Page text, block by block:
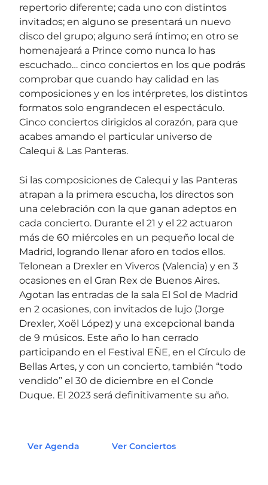
repertorio diferente; cada uno con distintos
invitados; en alguno se presentará un nuevo
disco del grupo; alguno será íntimo; en otro se
homenajeará a Prince como nunca lo has
escuchado… cinco conciertos en los que podrás
comprobar que cuando hay calidad en las
composiciones y en los intérpretes, los distintos
formatos solo engrandecen el espectáculo.
Cinco conciertos dirigidos al corazón, para que
acabes amando el particular universo de
Calequi & Las Panteras.
Si las composiciones de Calequi y las Panteras
atrapan a la primera escucha, los directos son
una celebración con la que ganan adeptos en
cada concierto. Durante el 21 y el 22 actuaron
más de 60 miércoles en un pequeño local de
Madrid, logrando llenar aforo en todos ellos.
Telonean a Drexler en Viveros (Valencia) y en 3
ocasiones en el Gran Rex de Buenos Aires.
Agotan las entradas de la sala El Sol de Madrid
en 2 ocasiones, con invitados de lujo (Jorge
Drexler, Xoël López) y una excepcional banda
de 9 músicos. Este año lo han cerrado
participando en el Festival EÑE, en el Círculo de
Bellas Artes, y con un concierto, también “todo
vendido” el 30 de diciembre en el Conde
Duque. El 2023 será definitivamente su año.
Ver Agenda Ver Conciertos